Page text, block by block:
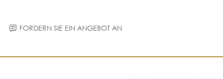
FORDERN SIE EIN ANGEBOT AN